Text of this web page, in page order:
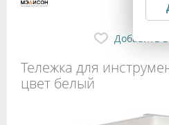
Тележка для
цвет белый
Добавить в